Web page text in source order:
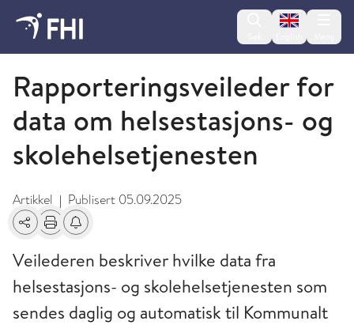
Change
Kommunalt pasient- og brukerregister (KPR)
Rapporteringsveileder for
data om helsestasjons- og
skolehelsetjenesten
Artikkel | Publisert 05.09.2025
Del Skriv utFå varsel om endringer
Veilederen beskriver hvilke data fra
helsestasjons- og skolehelsetjenesten som
sendes daglig og automatisk til Kommunalt